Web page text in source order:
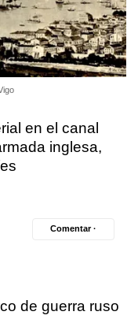
en el canal
inglesa,
Comentar ·
de guerra ruso